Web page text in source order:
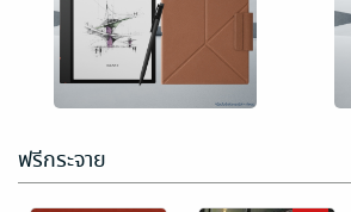
ข้าคือสตรีใน
เงื้อมมืออ๋อง
ปีศาจ (จบ)
หลิงเฟยหยา
นิยายรักจีนโบราณ
ในวันที่สามีได้ดี
นางร้ายก็หอบ
ลูกหนีจาก 他飞
黄腾达后，我
อี้ซิน/ NSK Books
นิยายรักจีนโบราณ
ฟรีกระจาย